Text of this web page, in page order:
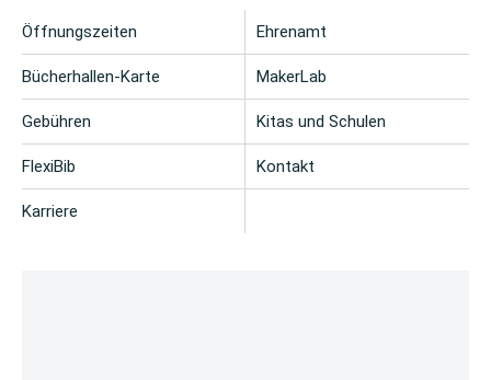
Öffnungszeiten
Bücherhallen-Karte
Gebühren
FlexiBib
Karriere
Ehrenamt
MakerLab
Kitas und Schulen
Kontakt